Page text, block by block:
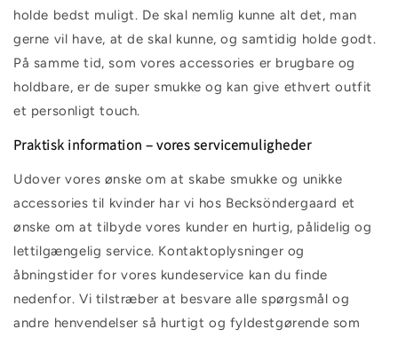
holde bedst muligt. De skal nemlig kunne alt det, man
gerne vil have, at de skal kunne, og samtidig holde godt.
På samme tid, som vores accessories er brugbare og
holdbare, er de super smukke og kan give ethvert outfit
et personligt touch.
Praktisk information – vores servicemuligheder
Udover vores ønske om at skabe smukke og unikke
accessories til kvinder har vi hos Becksöndergaard et
ønske om at tilbyde vores kunder en hurtig, pålidelig og
lettilgængelig service. Kontaktoplysninger og
åbningstider for vores kundeservice kan du finde
nedenfor. Vi tilstræber at besvare alle spørgsmål og
andre henvendelser så hurtigt og fyldestgørende som